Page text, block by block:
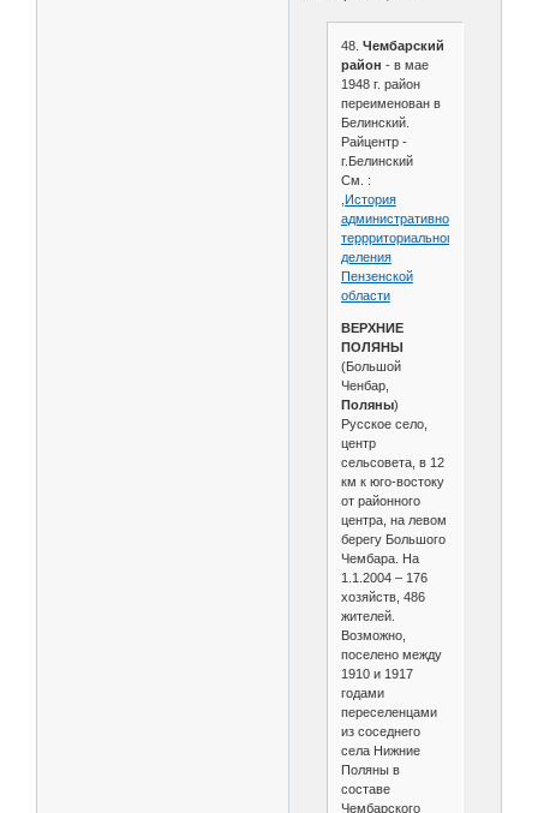
48. Чембарский
район - в мае
1948 г. район
переименован в
Белинский.
Райцентр -
г.Белинский
См. :
,История
административно-
террриториального
деления
Пензенской
области
ВЕРХНИЕ
ПОЛЯНЫ
(Большой
Ченбар,
Поляны)
Русское село,
центр
сельсовета, в 12
км к юго-востоку
от районного
центра, на левом
берегу Большого
Чембара. На
1.1.2004 – 176
хозяйств, 486
жителей.
Возможно,
поселено между
1910 и 1917
годами
переселенцами
из соседнего
села Нижние
Поляны в
составе
Чембарского